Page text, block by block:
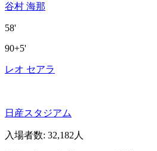
谷村 海那
58'
90+5'
レオ セアラ
日産スタジアム
入場者数: 32,182人